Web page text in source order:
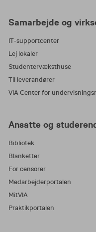
Samarbejde og
IT-supportcenter
Lej lokaler
Studentervæksthuse
Til leverandører
VIA Center for
Ansatte og
Bibliotek
Blanketter
For censorer
Medarbejderportalen
MitVIA
Praktikportalen